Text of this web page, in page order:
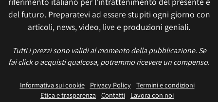
del futuro. Preparatevi ad essere stupiti ogni giorno con
articoli, news, video, live e produzioni geniali.
Tutti i prezzi sono validi al momento della pubblicazione. Se
fai click o acquisti qualcosa, potremmo ricevere un compenso.
Informativa sui cookie Privacy Policy
Termini e condizioni
Etica e trasparenza Contatti Lavora con noi